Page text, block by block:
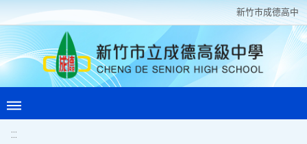
新竹巿成德高中
:::